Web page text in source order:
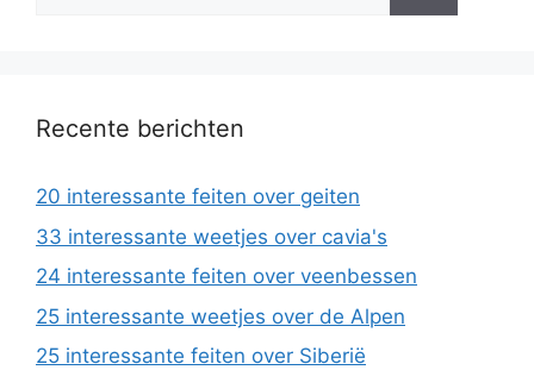
Recente berichten
20 interessante feiten over geiten
33 interessante weetjes over cavia's
24 interessante feiten over veenbessen
25 interessante weetjes over de Alpen
25 interessante feiten over Siberië